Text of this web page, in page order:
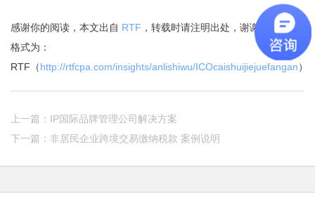
感谢你的阅读，本文出自 RTF ，转载时请注明出处，谢谢合作。
格式为：
RTF（http://rtfcpa.com/insights/anlishiwu/ICOcaishuijiejuefangan）
上一篇： IP国际品牌管理公司解决方案
下一篇： 非居民企业跨境交易缴纳税款 案例说明